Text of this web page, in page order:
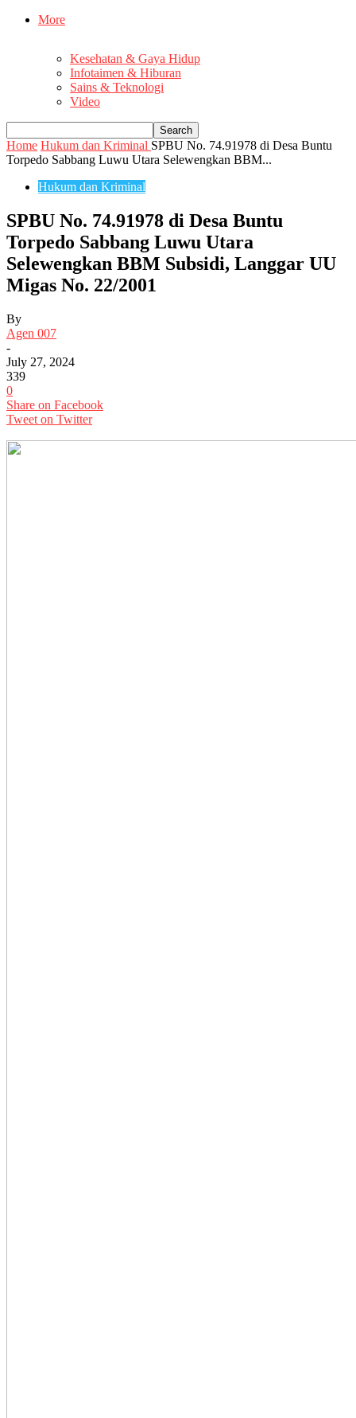
More
Kesehatan & Gaya Hidup
Infotaimen & Hiburan
Sains & Teknologi
Video
Home Hukum dan Kriminal SPBU No. 74.91978 di Desa Buntu
Torpedo Sabbang Luwu Utara Selewengkan BBM...
Hukum dan Kriminal
SPBU No. 74.91978 di Desa Buntu
Torpedo Sabbang Luwu Utara
Selewengkan BBM Subsidi, Langgar UU
Migas No. 22/2001
By
Agen 007
-
July 27, 2024
339
0
Share on Facebook
Tweet on Twitter